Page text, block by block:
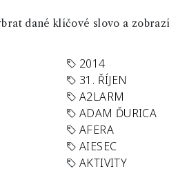
dané klíčové slovo a
2014
31. ŘÍJEN
A2LARM
ADAM ĎURICA
AFERA
AIESEC
AKTIVITY